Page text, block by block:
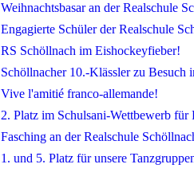
Weihnachtsbasar an der Realschule
Engagierte Schüler der Realschule
RS Schöllnach im Eishockeyfieber!
Schöllnacher 10.-Klässler zu Besuch
Vive l'amitié franco-allemande!
2. Platz im Schulsani-Wettbewerb für
Fasching an der Realschule
1. und 5. Platz für unsere